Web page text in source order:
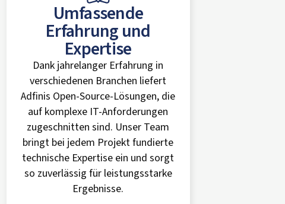
Umfassende
Erfahrung und
Expertise
Dank jahrelanger Erfahrung in
verschiedenen Branchen liefert
Adfinis Open-Source-Lösungen, die
auf komplexe IT-Anforderungen
zugeschnitten sind. Unser Team
bringt bei jedem Projekt fundierte
technische Expertise ein und sorgt
so zuverlässig für leistungsstarke
Ergebnisse.